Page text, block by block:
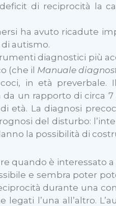
di reciprocità la
ha avuto ricadute
autismo.
diagnostici più
(che il Manuale
in età
un rapporto di circa
età. La diagnosi
del disturbo:
la possibilità di
quando è interessato
e sembra poter
durante una
legati l’una all’altro.